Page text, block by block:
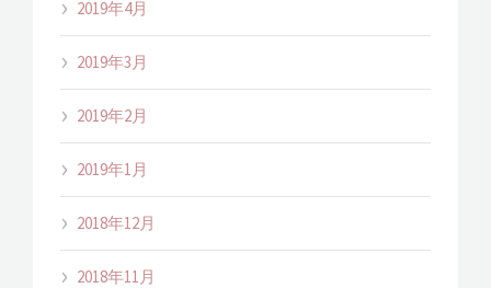
2019年4月
2019年3月
2019年2月
2019年1月
2018年12月
2018年11月